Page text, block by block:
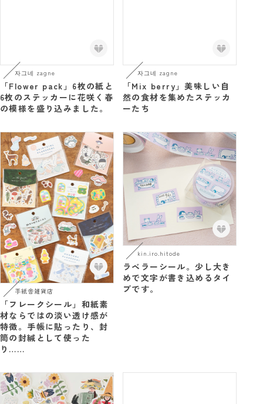
자그네 zagne
「Flower pack」6枚の紙と
6枚のステッカーに花咲く春
の模様を盛り込みました。
자그네 zagne
「Mix berry」美味しい自
然の食材を集めたステッカ
ーたち
手紙舎雑貨店
「フレークシール」和紙素
材ならではの淡い透け感が
特徴。手帳に貼ったり、封
筒の封緘として使った
り……
kin.iro.hitode
ラベラーシール。少し大き
めで文字が書き込めるタイ
プです。